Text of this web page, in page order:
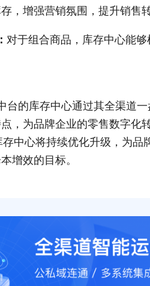
，增强营销氛围，提升销售
对于组合商品，库存中心能
台的库存中心通过其全渠道
，为品牌企业的零售数字
中心将持续优化升级，为
增效的目标。